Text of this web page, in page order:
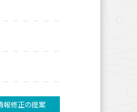
報修正の提案